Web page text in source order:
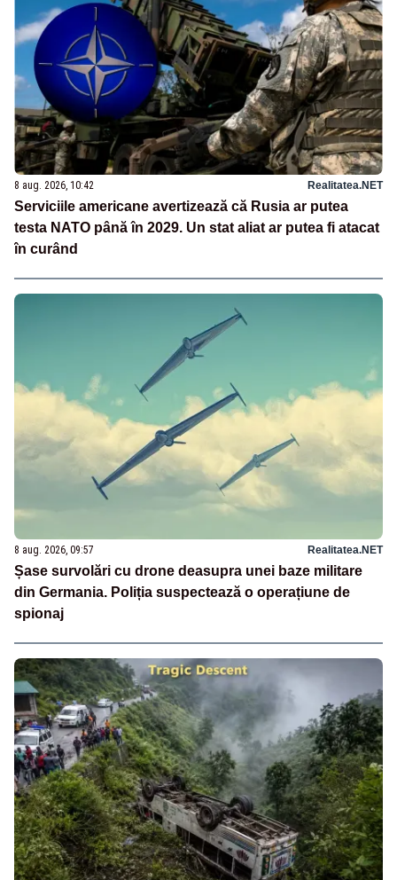
8 aug. 2026, 10:42 Realitatea.NET
Serviciile americane avertizează că Rusia ar putea
testa NATO până în 2029. Un stat aliat ar putea fi atacat
în curând
8 aug. 2026, 09:57 Realitatea.NET
Șase survolări cu drone deasupra unei baze militare
din Germania. Poliția suspectează o operațiune de
spionaj